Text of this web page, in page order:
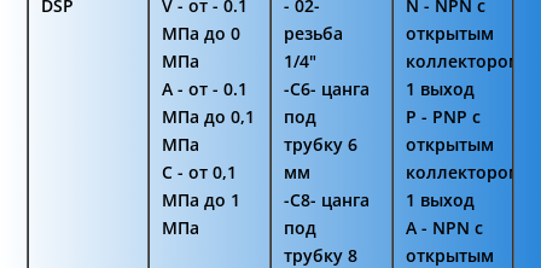
DSP
V - от - 0.1
МПа до 0
МПа
A - от - 0.1
МПа до 0,1
МПа
C - от 0,1
МПа до 1
МПа
- 02-
резьба
1/4"
-C6- цанга
под
трубку 6
мм
-C8- цанга
под
трубку 8
N - NPN с
открытым
коллектором
1 выход
P - PNP с
открытым
коллектором
1 выход
A - NPN с
открытым